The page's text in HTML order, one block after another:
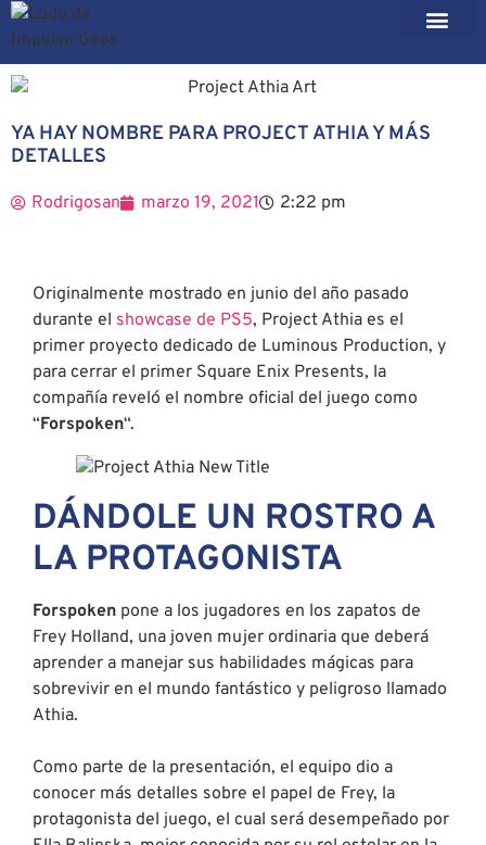
YA HAY NOMBRE PARA PROJECT ATHIA Y MÁS
DETALLES
Rodrigosan marzo 19, 2021 2:22 pm
Originalmente mostrado en junio del año pasado
durante el showcase de PS5, Project Athia es el
primer proyecto dedicado de Luminous Production, y
para cerrar el primer Square Enix Presents, la
compañía reveló el nombre oficial del juego como
“Forspoken“.
DÁNDOLE UN ROSTRO A
LA PROTAGONISTA
Forspoken pone a los jugadores en los zapatos de
Frey Holland, una joven mujer ordinaria que deberá
aprender a manejar sus habilidades mágicas para
sobrevivir en el mundo fantástico y peligroso llamado
Athia.
Como parte de la presentación, el equipo dio a
conocer más detalles sobre el papel de Frey, la
protagonista del juego, el cual será desempeñado por